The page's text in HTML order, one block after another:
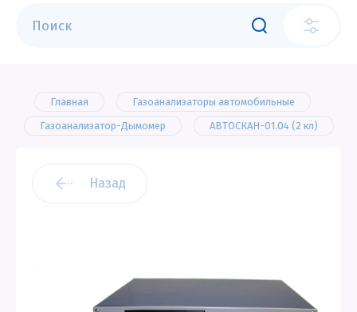
Главная
Газоанализаторы автомобильные
Газоанализатор-Дымомер
АВТОСКАН-01.04 (2 кл)
Назад